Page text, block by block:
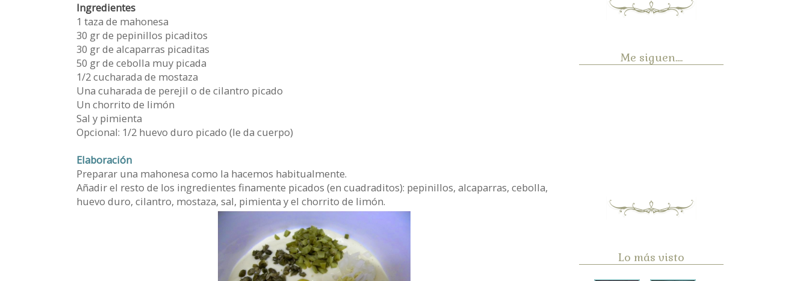
Ingredientes
1 taza de mahonesa
30 gr de pepinillos picaditos
30 gr de alcaparras picaditas
50 gr de cebolla muy picada
1/2 cucharada de mostaza
Una cuharada de perejil o de cilantro picado
Un chorrito de limón
Sal y pimienta
Opcional: 1/2 huevo duro picado (le da cuerpo)
Elaboración
Preparar una mahonesa como la hacemos habitualmente.
Añadir el resto de los ingredientes finamente picados (en cuadraditos): pepinillos, alcaparras, cebolla,
huevo duro, cilantro, mostaza, sal, pimienta y el chorrito de limón.
Me siguen....
Lo más visto